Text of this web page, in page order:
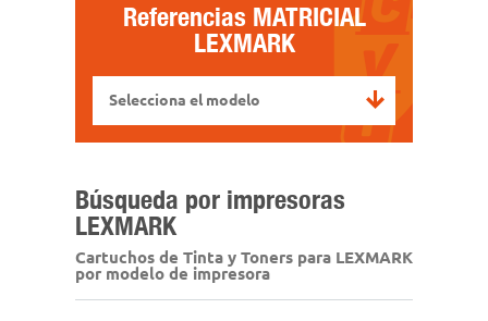
Referencias MATRICIAL
LEXMARK
Selecciona el modelo
Búsqueda por impresoras
LEXMARK
Cartuchos de Tinta y Toners para LEXMARK
por modelo de impresora